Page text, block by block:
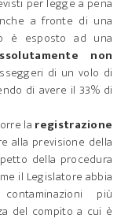
a fronte di una
è esposto ad una
non
di un volo di
di avere il 33% di
la registrazione
alla previsione della
della procedura
il Legislatore abbia
più
del compito a cui è